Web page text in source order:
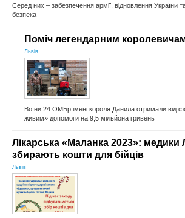
Серед них – забезпечення армії, відновлення України
безпека
Поміч легендарним
Львів
Воїни 24 ОМБр імені короля Данила отримали від
живим» допомоги на 9,5 мільйона гривень
Лікарська «Маланка 2023»: медики
збирають кошти для бійців
Львів